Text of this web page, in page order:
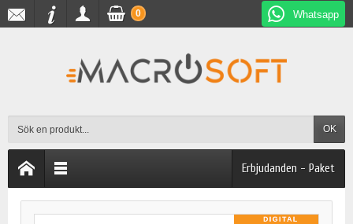
Whatsapp
OK
0
Erbjudanden - Paket